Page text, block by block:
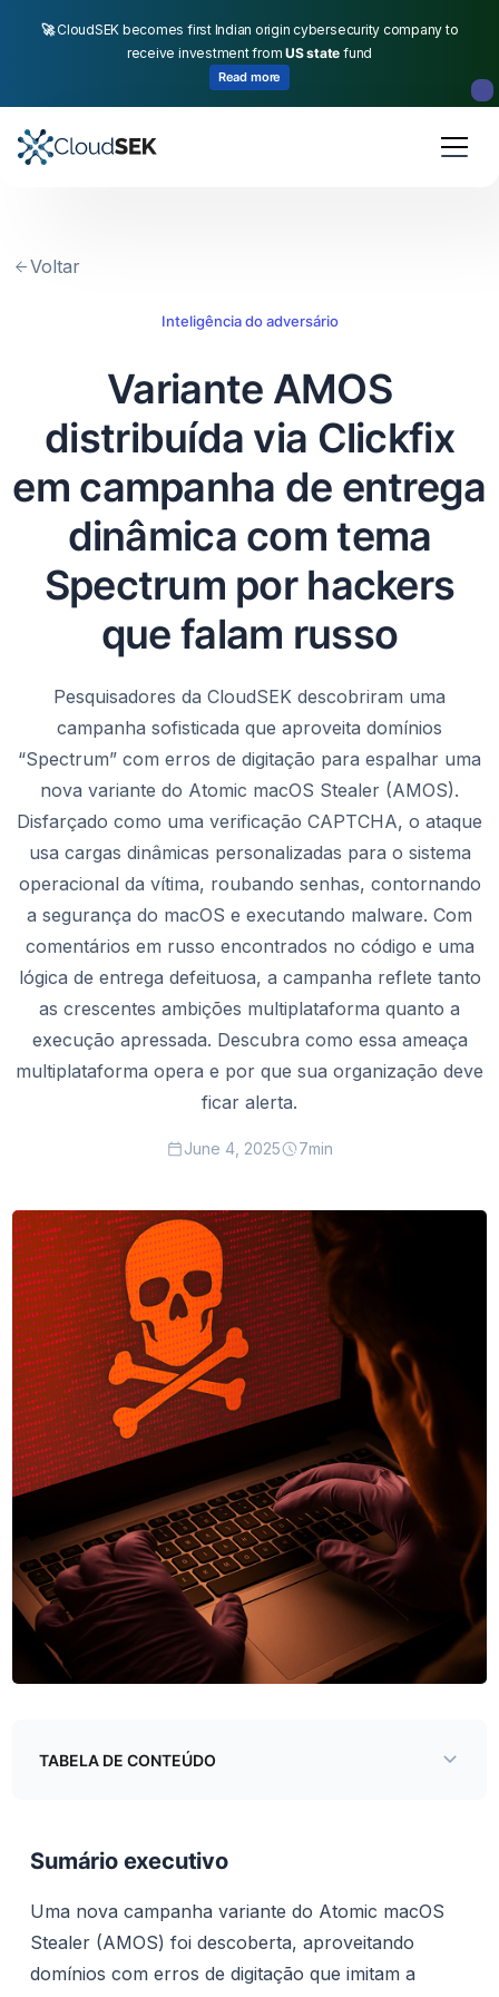
🚀CloudSEK becomes first Indian origin cybersecurity company to
receive investment fromUS state fund
Read more
Voltar
Inteligência do adversário
Variante AMOS
distribuída via Clickfix
em campanha de entrega
dinâmica com tema
Spectrum por hackers
que falam russo
Pesquisadores da CloudSEK descobriram uma
campanha sofisticada que aproveita domínios
“Spectrum” com erros de digitação para espalhar uma
nova variante do Atomic macOS Stealer (AMOS).
Disfarçado como uma verificação CAPTCHA, o ataque
usa cargas dinâmicas personalizadas para o sistema
operacional da vítima, roubando senhas, contornando
a segurança do macOS e executando malware. Com
comentários em russo encontrados no código e uma
lógica de entrega defeituosa, a campanha reflete tanto
as crescentes ambições multiplataforma quanto a
execução apressada. Descubra como essa ameaça
multiplataforma opera e por que sua organização deve
ficar alerta.
June 4, 2025 7min
TABELA DE CONTEÚDO
Análise
Download e execução:
Método de entrega mais recente
Sumário executivo
Uma nova campanha variante do Atomic macOS
Stealer (AMOS) foi descoberta, aproveitando
domínios com erros de digitação que imitam a